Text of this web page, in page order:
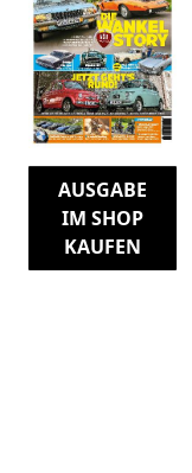
AUSGABE
IM SHOP
KAUFEN